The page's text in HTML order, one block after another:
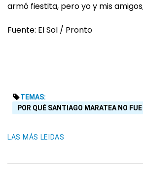
armó fiestita, pero yo y mis
Fuente: El Sol / Pronto
TEMAS:
POR QUÉ SANTIAGO MARATEA NO
LAS MÁS LEIDAS